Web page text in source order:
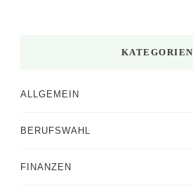
KATEGORIEN
ALLGEMEIN
BERUFSWAHL
FINANZEN